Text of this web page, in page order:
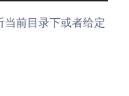
前目录下或者给定